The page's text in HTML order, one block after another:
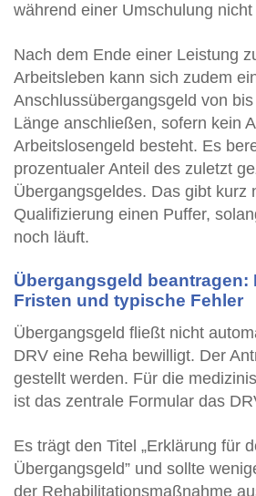
während einer Umschulung
Nach dem Ende einer Leistung
Arbeitsleben kann sich zudem
Anschlussübergangsgeld von
Länge anschließen, sofern kein
Arbeitslosengeld besteht. Es
prozentualer Anteil des zuletzt
Übergangsgeldes. Das gibt kurz
Qualifizierung einen Puffer,
noch läuft.
Übergangsgeld beantragen:
Fristen und typische Fehler
Übergangsgeld fließt nicht
DRV eine Reha bewilligt. Der
gestellt werden. Für die
ist das zentrale Formular das
Es trägt den Titel „Erklärung für
Übergangsgeld” und sollte
der Rehabilitationsmaßnahme